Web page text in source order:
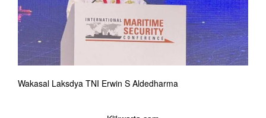
Wakasal Laksdya TNI Erwin S Aldedharma